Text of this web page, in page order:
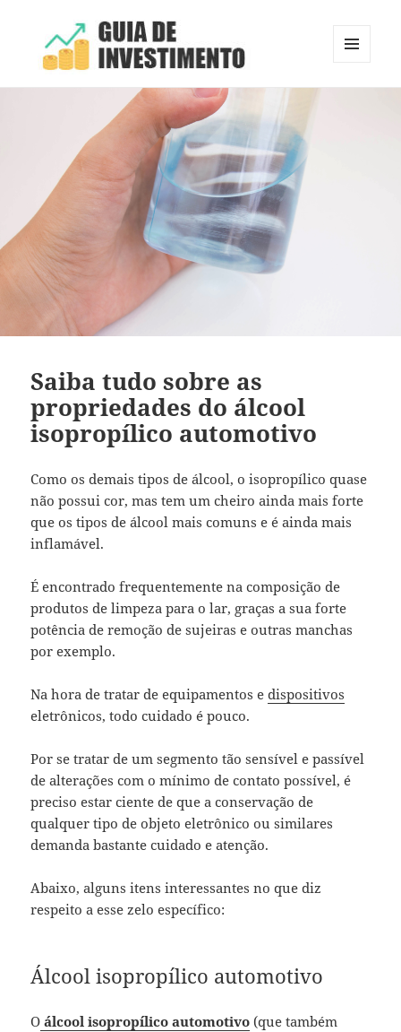
Guia de Investimento
E
Saiba tudo sobre as
propriedades do álcool
isopropílico automotivo
Como os demais tipos de álcool, o isopropílico quase
não possui cor, mas tem um cheiro ainda mais forte
que os tipos de álcool mais comuns e é ainda mais
inflamável.
É encontrado frequentemente na composição de
produtos de limpeza para o lar, graças a sua forte
potência de remoção de sujeiras e outras manchas
por exemplo.
Na hora de tratar de equipamentos edispositivos
eletrônicos, todo cuidado é pouco.
Por se tratar de um segmento tão sensível e passível
de alterações com o mínimo de contato possível, é
preciso estar ciente de que a conservação de
qualquer tipo de objeto eletrônico ou similares
demanda bastante cuidado e atenção.
Abaixo, alguns itens interessantes no que diz
respeito a esse zelo específico:
Álcool isopropílico automotivo
O álcool isopropílico automotivo (que também